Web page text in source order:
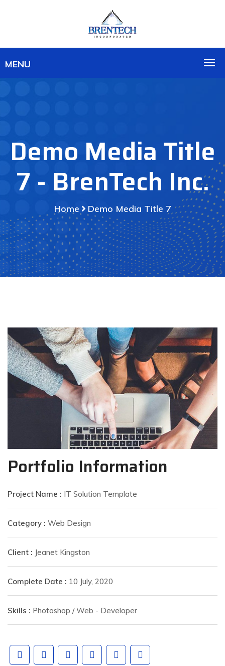
Demo Media Title
7 - BrenTech Inc.
Home Demo Media Title 7
Portfolio Information
Project Name : IT Solution Template
Category : Web Design
Client : Jeanet Kingston
Complete Date : 10 July, 2020
Skills : Photoshop / Web - Developer